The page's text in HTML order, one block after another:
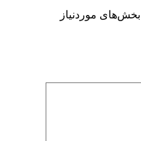
بخش‌های موردنیاز